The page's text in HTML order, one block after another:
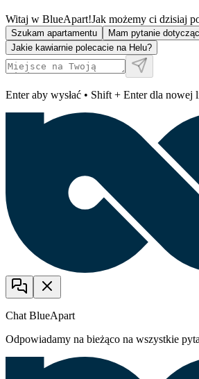
Witaj w BlueApart!Jak możemy ci dzisiaj
Szukam apartamentu
Mam pytanie
Jakie kawiarnie polecacie na Helu?
Enter aby wysłać • Shift + Enter dla nowej
Chat BlueApart
Odpowiadamy na bieżąco na wszystkie